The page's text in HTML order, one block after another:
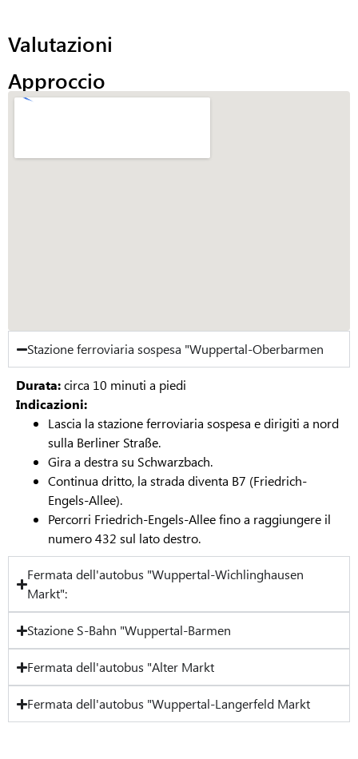
Valutazioni
Approccio
Stazione ferroviaria sospesa "Wuppertal-Oberbarmen
Durata:circa 10 minuti a piedi
Indicazioni:
Lascia la stazione ferroviaria sospesa e dirigiti a nord
sulla Berliner Straße.
Gira a destra su Schwarzbach.
Continua dritto, la strada diventa B7 (Friedrich-
Engels-Allee).
Percorri Friedrich-Engels-Allee fino a raggiungere il
numero 432 sul lato destro.
Fermata dell'autobus "Wuppertal-Wichlinghausen
Markt":
Stazione S-Bahn "Wuppertal-Barmen
Fermata dell'autobus "Alter Markt
Fermata dell'autobus "Wuppertal-Langerfeld Markt